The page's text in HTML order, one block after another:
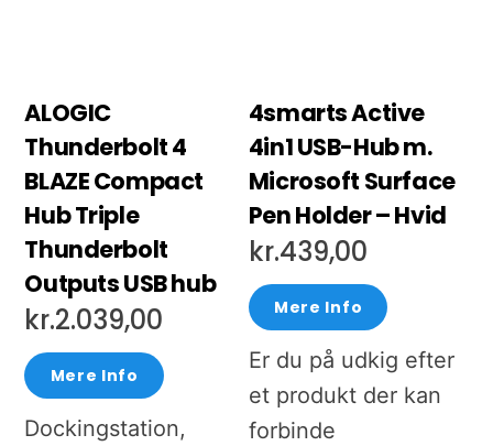
ALOGIC
Thunderbolt 4
BLAZE Compact
Hub Triple
Thunderbolt
Outputs USB hub
kr.2.039,00
Mere Info
Dockingstation,
4smarts Active
4in1 USB-Hub m.
Microsoft Surface
Pen Holder – Hvid
kr.439,00
Mere Info
Er du på udkig efter
et produkt der kan
forbinde